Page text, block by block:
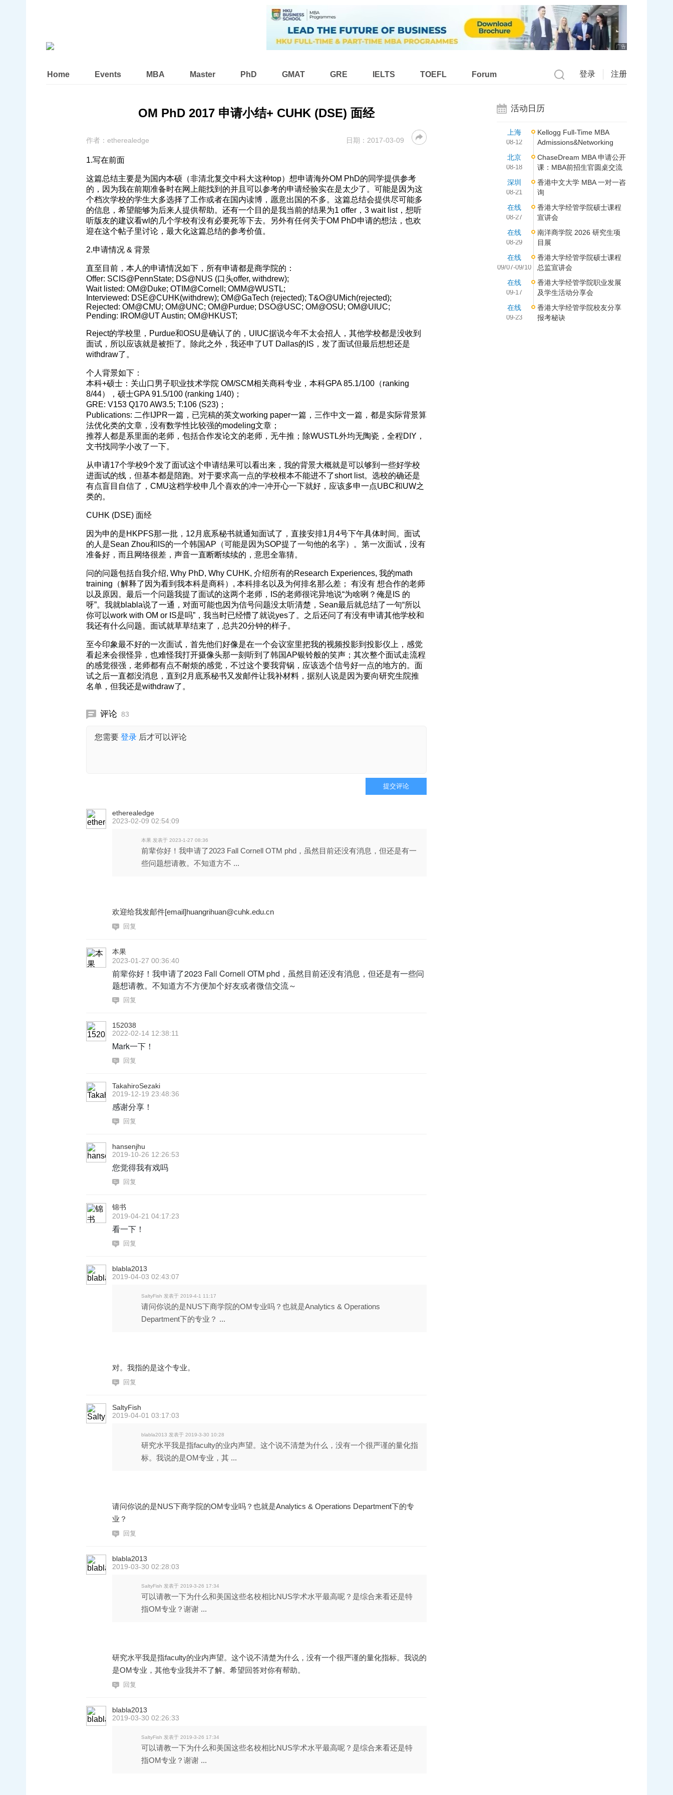
广告
Home Events MBA Master PhD GMAT GRE IELTS TOEFL Forum 登录 注册
OM PhD 2017 申请小结+ CUHK (DSE) 面经
作者： etherealedge 日期： 2017-03-09
1.写在前面
这篇总结主要是为国内本硕（非清北复交中科大这种top）想申请海外OM PhD的同学提供参考
的，因为我在前期准备时在网上能找到的并且可以参考的申请经验实在是太少了。可能是因为这
个档次学校的学生大多选择了工作或者在国内读博，愿意出国的不多。这篇总结会提供尽可能多
的信息，希望能够为后来人提供帮助。还有一个目的是我当前的结果为1 offer，3 wait list，想听
听版友的建议看wl的几个学校有没有必要死等下去。另外有任何关于OM PhD申请的想法，也欢
迎在这个帖子里讨论，最大化这篇总结的参考价值。
2.申请情况 & 背景
直至目前，本人的申请情况如下，所有申请都是商学院的：
Offer: SCIS@PennState; DS@NUS (口头offer, withdrew);
Wait listed: OM@Duke; OTIM@Cornell; OMM@WUSTL;
Interviewed: DSE@CUHK(withdrew); OM@GaTech (rejected); T&O@UMich(rejected);
Rejected: OM@CMU; OM@UNC; OM@Purdue; DSO@USC; OM@OSU; OM@UIUC;
Pending: IROM@UT Austin; OM@HKUST;
Reject的学校里，Purdue和OSU是确认了的，UIUC据说今年不太会招人，其他学校都是没收到
面试，所以应该就是被拒了。除此之外，我还申了UT Dallas的IS，发了面试但最后想想还是
withdraw了。
个人背景如下：
本科+硕士：关山口男子职业技术学院 OM/SCM相关商科专业，本科GPA 85.1/100（ranking
8/44），硕士GPA 91.5/100 (ranking 1/40)；
GRE: V153 Q170 AW3.5; T:106 (S23)；
Publications: 二作IJPR一篇，已完稿的英文working paper一篇，三作中文一篇，都是实际背景算
法优化类的文章，没有数学性比较强的modeling文章；
推荐人都是系里面的老师，包括合作发论文的老师，无牛推；除WUSTL外均无陶瓷，全程DIY，
文书找同学小改了一下。
从申请17个学校9个发了面试这个申请结果可以看出来，我的背景大概就是可以够到一些好学校
进面试的线，但基本都是陪跑。对于要求高一点的学校根本不能进不了short list。选校的确还是
有点盲目自信了，CMU这档学校申几个喜欢的冲一冲开心一下就好，应该多申一点UBC和UW之
类的。
CUHK (DSE) 面经
因为申的是HKPFS那一批，12月底系秘书就通知面试了，直接安排1月4号下午具体时间。面试
的人是Sean Zhou和IS的一个韩国AP（可能是因为SOP提了一句他的名字）。第一次面试，没有
准备好，而且网络很差，声音一直断断续续的，意思全靠猜。
问的问题包括自我介绍, Why PhD, Why CUHK, 介绍所有的Research Experiences, 我的math
training（解释了因为看到我本科是商科）, 本科排名以及为何排名那么差； 有没有 想合作的老师
以及原因。最后一个问题我提了面试的这两个老师，IS的老师很诧异地说“为啥咧？俺是IS 的
呀”。我就blabla说了一通，对面可能也因为信号问题没太听清楚，Sean最后就总结了一句“所以
你可以work with OM or IS是吗”，我当时已经懵了就说yes了。之后还问了有没有申请其他学校和
我还有什么问题。面试就草草结束了，总共20分钟的样子。
至今印象最不好的一次面试，首先他们好像是在一个会议室里把我的视频投影到投影仪上，感觉
看起来会很怪异，也难怪我打开摄像头那一刻听到了韩国AP银铃般的笑声；其次整个面试走流程
的感觉很强，老师都有点不耐烦的感觉，不过这个要我背锅，应该选个信号好一点的地方的。面
试之后一直都没消息，直到2月底系秘书又发邮件让我补材料，据别人说是因为要向研究生院推
名单，但我还是withdraw了。
评论 83
您需要 登录 后才可以评论
提交评论
etherealedge
2023-02-09 02:54:09
本果 发表于 2023-1-27 08:36
前辈你好！我申请了2023 Fall Cornell OTM phd，虽然目前还没有消息，但还是有一
些问题想请教。不知道方不 ...
欢迎给我发邮件[email]huangrihuan@cuhk.edu.cn
回复
本果
2023-01-27 00:36:40
前辈你好！我申请了2023 Fall Cornell OTM phd，虽然目前还没有消息，但还是有一些问
题想请教。不知道方不方便加个好友或者微信交流～
回复
152038
2022-02-14 12:38:11
Mark一下！
回复
TakahiroSezaki
2019-12-19 23:48:36
感谢分享！
回复
hansenjhu
2019-10-26 12:26:53
您觉得我有戏吗
回复
锦书
2019-04-21 04:17:23
看一下！
回复
blabla2013
2019-04-03 02:43:07
SaltyFish 发表于 2019-4-1 11:17
请问你说的是NUS下商学院的OM专业吗？也就是Analytics & Operations
Department下的专业？ ...
对。我指的是这个专业。
回复
SaltyFish
2019-04-01 03:17:03
blabla2013 发表于 2019-3-30 10:28
研究水平我是指faculty的业内声望。这个说不清楚为什么，没有一个很严谨的量化指
标。我说的是OM专业，其 ...
请问你说的是NUS下商学院的OM专业吗？也就是Analytics & Operations Department下的专
业？
回复
blabla2013
2019-03-30 02:28:03
SaltyFish 发表于 2019-3-26 17:34
可以请教一下为什么和美国这些名校相比NUS学术水平最高呢？是综合来看还是特
指OM专业？谢谢 ...
研究水平我是指faculty的业内声望。这个说不清楚为什么，没有一个很严谨的量化指标。我说的
是OM专业，其他专业我并不了解。希望回答对你有帮助。
回复
blabla2013
2019-03-30 02:26:33
SaltyFish 发表于 2019-3-26 17:34
可以请教一下为什么和美国这些名校相比NUS学术水平最高呢？是综合来看还是特
指OM专业？谢谢 ...
活动日历
上海
08-12
Kellogg Full-Time MBA
Admissions&Networking
北京
08-18
ChaseDream MBA 申请公开
课：MBA前招生官圆桌交流
深圳
08-21
香港中文大学 MBA 一对一咨
询
在线
08-27
香港大学经管学院硕士课程
宣讲会
在线
08-29
南洋商学院 2026 研究生项
目展
在线
09/07-09/10
香港大学经管学院硕士课程
总监宣讲会
在线
09-17
香港大学经管学院职业发展
及学生活动分享会
在线
09-23
香港大学经管学院校友分享
报考秘诀